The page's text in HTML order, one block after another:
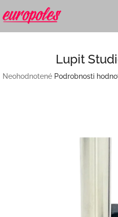
na
obsah
Lupit
Priemerné
Neohodnotené Podrobnosti